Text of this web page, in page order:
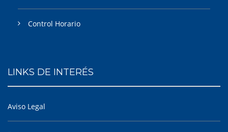
Control Horario
LINKS DE INTERÉS
Aviso Legal